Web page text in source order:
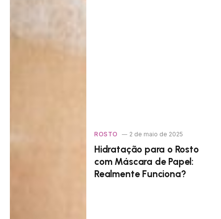
ROSTO 2 de maio de 2025
Hidratação para o Rosto
com Máscara de Papel:
Realmente Funciona?